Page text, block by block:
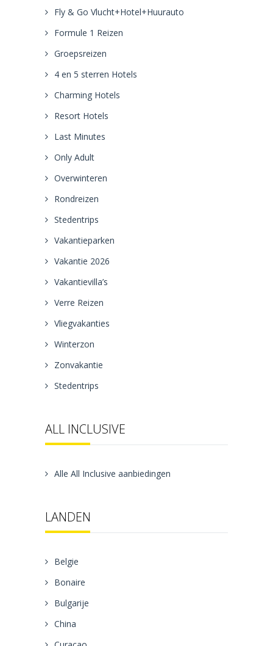
Fly & Go Vlucht+Hotel+Huurauto
Formule 1 Reizen
Groepsreizen
4 en 5 sterren Hotels
Charming Hotels
Resort Hotels
Last Minutes
Only Adult
Overwinteren
Rondreizen
Stedentrips
Vakantieparken
Vakantie 2026
Vakantievilla’s
Verre Reizen
Vliegvakanties
Winterzon
Zonvakantie
Stedentrips
ALL INCLUSIVE
Alle All Inclusive aanbiedingen
LANDEN
Belgie
Bonaire
Bulgarije
China